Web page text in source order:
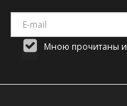
Мною прочитаны и